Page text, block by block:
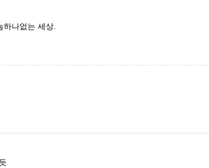
하나없는 세상.